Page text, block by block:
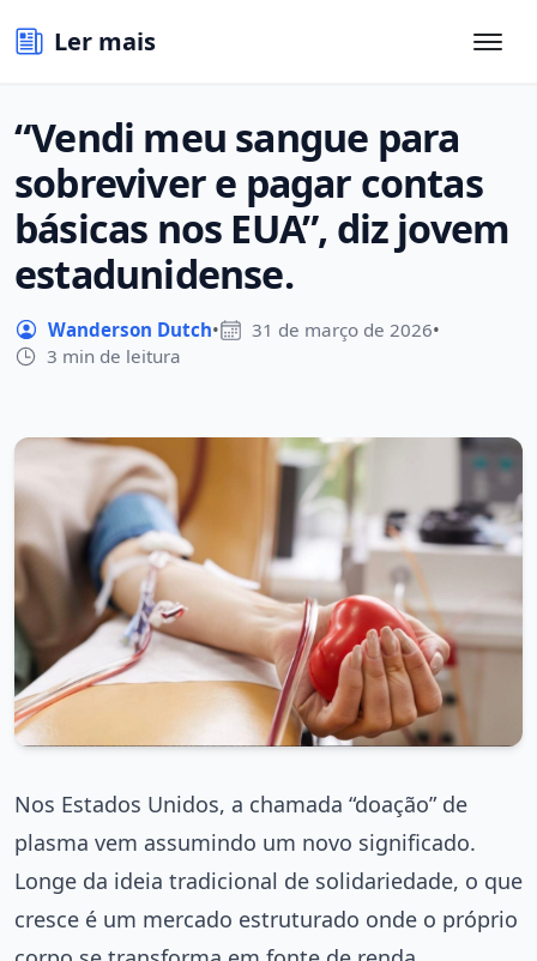
Ler mais
“Vendi meu sangue para
sobreviver e pagar contas
básicas nos EUA”, diz jovem
estadunidense.
Wanderson Dutch• 31 de março de 2026•
3 min de leitura
Nos Estados Unidos, a chamada “doação” de
plasma vem assumindo um novo significado.
Longe da ideia tradicional de solidariedade, o que
cresce é um mercado estruturado onde o próprio